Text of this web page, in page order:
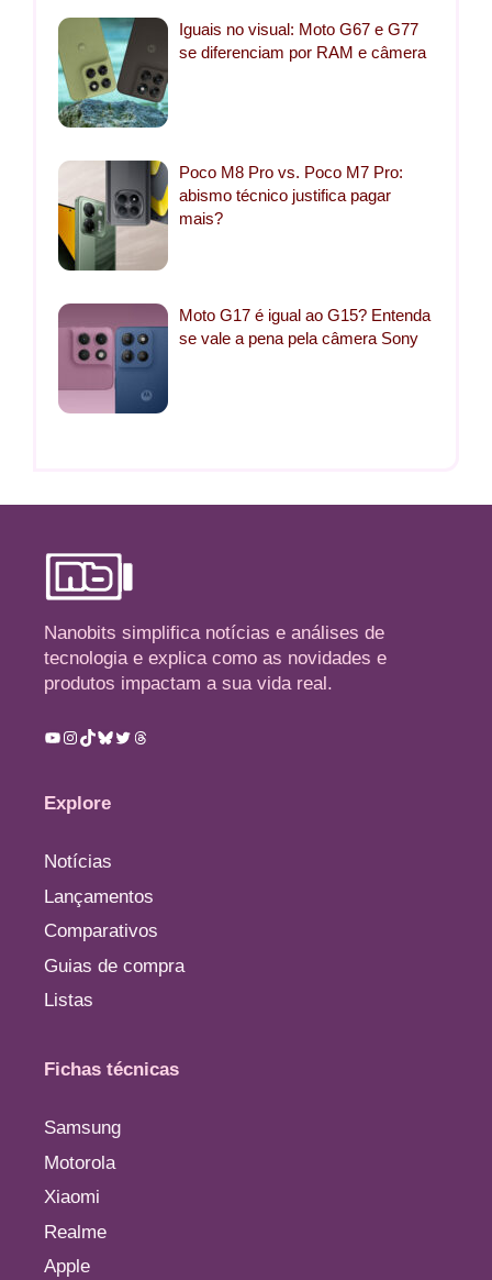
Iguais no visual: Moto G67 e G77
se diferenciam por RAM e câmera
Poco M8 Pro vs. Poco M7 Pro:
abismo técnico justifica pagar
mais?
Moto G17 é igual ao G15? Entenda
se vale a pena pela câmera Sony
Nanobits simplifica notícias e análises de
tecnologia e explica como as novidades e
produtos impactam a sua vida real.
Youtube
Instagram
TikTok
Bluesky
TwitterThreads
Explore
Notícias
Lançamentos
Comparativos
Guias de compra
Listas
Fichas técnicas
Samsung
Motorola
Xiaomi
Realme
Apple